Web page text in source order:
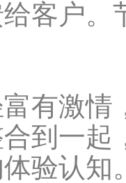
客户。
有激情
到一起
验认